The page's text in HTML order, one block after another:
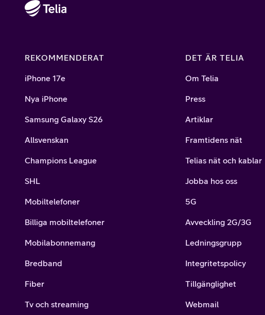
REKOMMENDERAT
iPhone 17e
Nya iPhone
Samsung Galaxy S26
Allsvenskan
Champions League
SHL
Mobiltelefoner
Billiga mobiltelefoner
Mobilabonnemang
Bredband
Fiber
Tv och streaming
DET ÄR TELIA
Om Telia
Press
Artiklar
Framtidens nät
Telias nät och kablar
Jobba hos oss
5G
Avveckling 2G/3G
Ledningsgrupp
Integritetspolicy
Tillgänglighet
Webmail